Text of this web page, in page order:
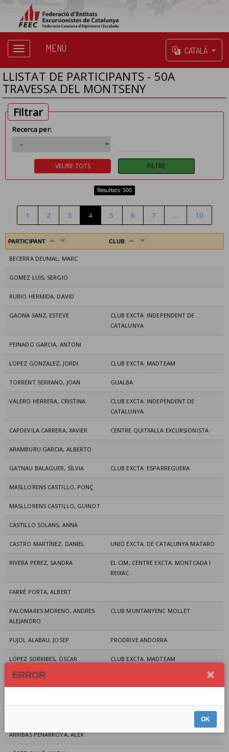
MENÚ CATALÀ
LLISTAT DE PARTICIPANTS - 50A
TRAVESSA DEL MONTSENY
Filtrar
Recerca per:
Resultats: 500
1 2 3 4 5 6 7 … 10
PARTICIPANT CLUB
BECERRA DEUMAL, MARC
GOMEZ LUIS, SERGIO
RUBIO HERMIDA, DAVID
GAONA SANZ, ESTEVE
CLUB EXCTA. INDEPENDENT DE
CATALUNYA
PEINADO GARCIA, ANTONI
LOPEZ GONZALEZ, JORDI CLUB EXCTA. MADTEAM
TORRENT SERRANO, JOAN GUALBA
VALERO HERRERA, CRISTINA
CLUB EXCTA. INDEPENDENT DE
CATALUNYA
CAPDEVILA CARRERA, XAVIER CENTRE QUITXALLA EXCURSIONISTA
ARAMBURU GARCIA, ALBERTO
GATNAU BALAGUER, SÍLVIA CLUB EXCTA. ESPARREGUERA
MASLLORENS CASTILLO, PONÇ
MASLLORENS CASTILLO, GUINOT
CASTILLO SOLANS, ANNA
CASTRO MARTÍNEZ, DANIEL UNIÓ EXCTA. DE CATALUNYA MATARÓ
RIVERA PEREZ, SANDRA
EL CIM, CENTRE EXCTA. MONTCADA I
REIXAC
FARRÉ PORTA, ALBERT
PALOMARES MORENO, ANDRES
ALEJANDRO
CLUB MUNTANYENC MOLLET
PUJOL ALABAU, JOSEP PRODRIVE ANDORRA
LÓPEZ SORRIBES, ÒSCAR CLUB EXCTA. MADTEAM
GUILLÉN SAHÚN, MIQUEL
ARRIBAS PEÑARROYA, ÀLEX
ERROR
OK